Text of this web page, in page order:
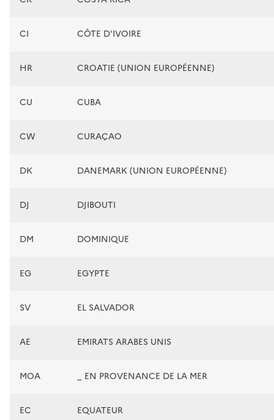
CI CÔTE D'IVOIRE
HR CROATIE (UNION EUROPÉENNE)
CU CUBA
CW CURAÇAO
DK DANEMARK (UNION EUROPÉENNE)
DJ DJIBOUTI
DM DOMINIQUE
EG EGYPTE
SV EL SALVADOR
AE EMIRATS ARABES UNIS
MOA _ EN PROVENANCE DE LA MER
EC EQUATEUR